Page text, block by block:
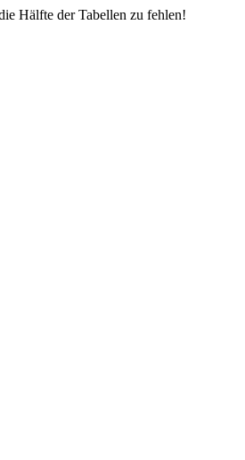
Hälfte der Tabellen zu fehlen!